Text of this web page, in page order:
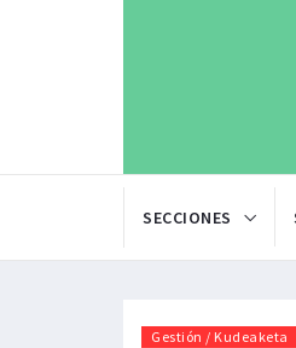
SECCIONES
Gestión / Kudeaketa